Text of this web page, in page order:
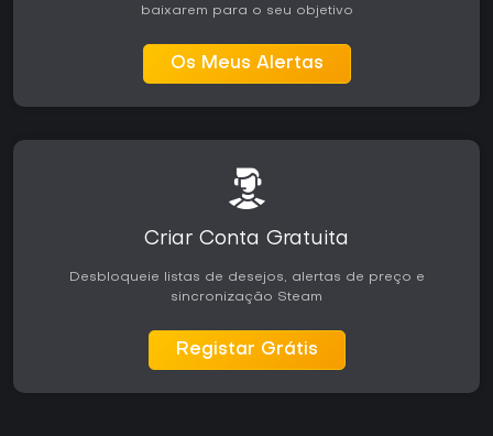
baixarem para o seu objetivo
Os Meus Alertas
Criar Conta Gratuita
Desbloqueie listas de desejos, alertas de preço e
sincronização Steam
Registar Grátis